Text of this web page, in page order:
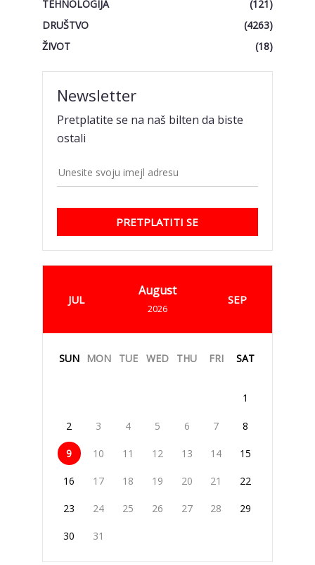
TEHNOLOGIJA
(121)
DRUŠTVO
(4263)
ŽIVOT
(18)
Newsletter
Pretplatite se na naš bilten da biste
ostali
PRETPLATITI SE
JUL
August
2026
SEP
SUN MON TUE WED THU FRI SAT
1
2 3 4 5 6 7 8
9 10 11 12 13 14 15
16 17 18 19 20 21 22
23 24 25 26 27 28 29
30 31